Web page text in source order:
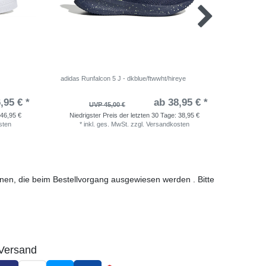
€ *
46,95 €
adidas Runfalcon 5 J - dkblue/ftwwht/hireye
UVP 45,00 € ab 38,95 € *
Niedrigster Preis der letzten 30 Tage: 38,95 €
* inkl. ges. MwSt. zzgl. Versandkosten
die beim Bestellvorgang ausgewiesen werden . Bitte